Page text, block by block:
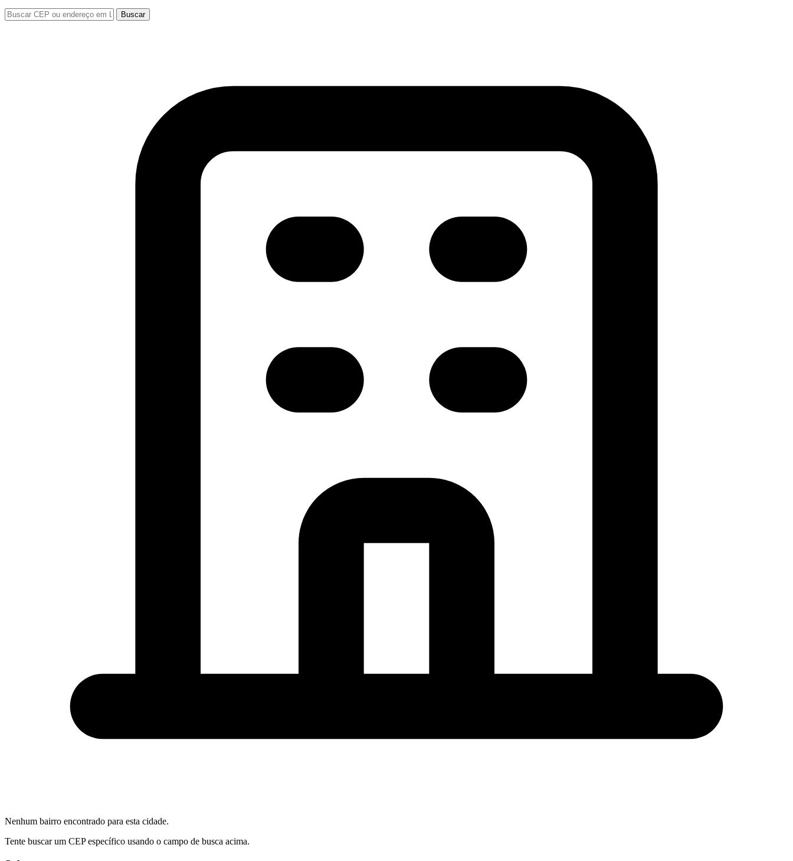
Buscar
Nenhum bairro encontrado para esta cidade.
Tente buscar um CEP específico usando o campo de busca acima.